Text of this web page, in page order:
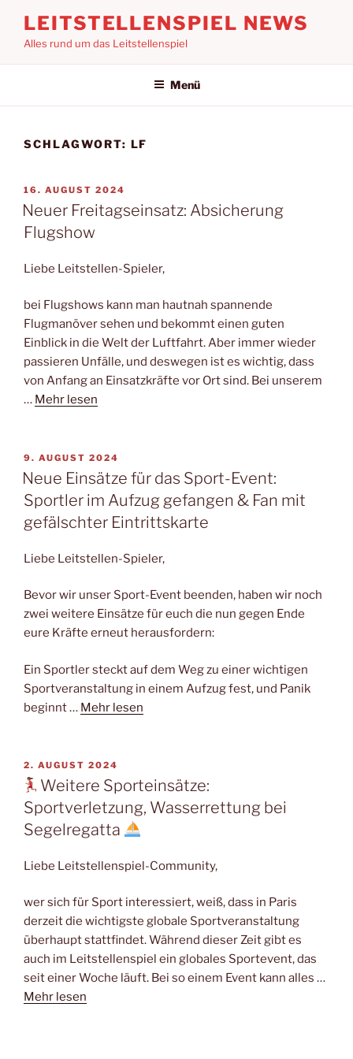
Inhalt
springen
LEITSTELLENSPIEL NEWS
Alles rund um das Leitstellenspiel
Menü
SCHLAGWORT: LF
VERÖFFENTLICHT
AM
16. AUGUST 2024
Neuer Freitagseinsatz: Absicherung
Flugshow
Liebe Leitstellen-Spieler,
bei Flugshows kann man hautnah spannende
Flugmanöver sehen und bekommt einen guten
Einblick in die Welt der Luftfahrt. Aber immer wieder
passieren Unfälle, und deswegen ist es wichtig, dass
von Anfang an Einsatzkräfte vor Ort sind. Bei unserem
… Mehr lesen
VERÖFFENTLICHT
AM
9. AUGUST 2024
Neue Einsätze für das Sport-Event:
Sportler im Aufzug gefangen & Fan mit
gefälschter Eintrittskarte
Liebe Leitstellen-Spieler,
Bevor wir unser Sport-Event beenden, haben wir noch
zwei weitere Einsätze für euch die nun gegen Ende
eure Kräfte erneut herausfordern:
Ein Sportler steckt auf dem Weg zu einer wichtigen
Sportveranstaltung in einem Aufzug fest, und Panik
beginnt … Mehr lesen
VERÖFFENTLICHT
AM
2. AUGUST 2024
Weitere Sporteinsätze:
Sportverletzung, Wasserrettung bei
Segelregatta
Liebe Leitstellenspiel-Community,
wer sich für Sport interessiert, weiß, dass in Paris
derzeit die wichtigste globale Sportveranstaltung
überhaupt stattfindet. Während dieser Zeit gibt es
auch im Leitstellenspiel ein globales Sportevent, das
seit einer Woche läuft. Bei so einem Event kann alles …
Mehr lesen